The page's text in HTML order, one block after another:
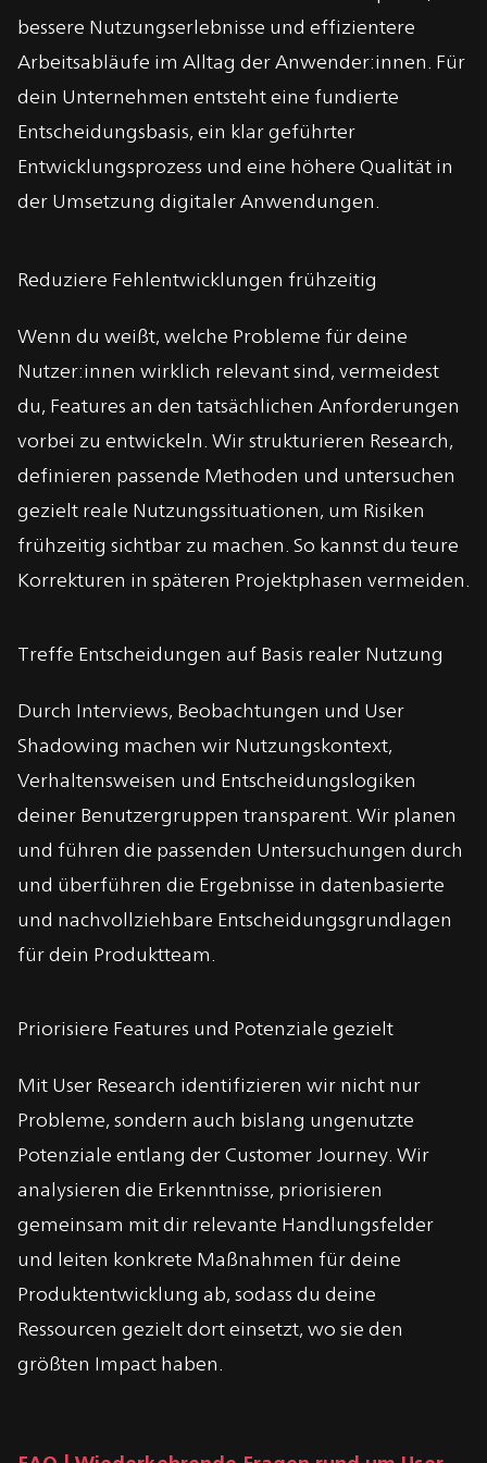
bessere Nutzungserlebnisse und effizientere
Arbeitsabläufe im Alltag der Anwender:innen. Für
dein Unternehmen entsteht eine fundierte
Entscheidungsbasis, ein klar geführter
Entwicklungsprozess und eine höhere Qualität in
der Umsetzung digitaler Anwendungen.
Reduziere Fehlentwicklungen frühzeitig
Wenn du weißt, welche Probleme für deine
Nutzer:innen wirklich relevant sind, vermeidest
du, Features an den tatsächlichen Anforderungen
vorbei zu entwickeln. Wir strukturieren Research,
definieren passende Methoden und untersuchen
gezielt reale Nutzungssituationen, um Risiken
frühzeitig sichtbar zu machen. So kannst du teure
Korrekturen in späteren Projektphasen vermeiden.
Treffe Entscheidungen auf Basis realer Nutzung
Durch Interviews, Beobachtungen und User
Shadowing machen wir Nutzungskontext,
Verhaltensweisen und Entscheidungslogiken
deiner Benutzergruppen transparent. Wir planen
und führen die passenden Untersuchungen durch
und überführen die Ergebnisse in datenbasierte
und nachvollziehbare Entscheidungsgrundlagen
für dein Produktteam.
Priorisiere Features und Potenziale gezielt
Mit User Research identifizieren wir nicht nur
Probleme, sondern auch bislang ungenutzte
Potenziale entlang der Customer Journey. Wir
analysieren die Erkenntnisse, priorisieren
gemeinsam mit dir relevante Handlungsfelder
und leiten konkrete Maßnahmen für deine
Produktentwicklung ab, sodass du deine
Ressourcen gezielt dort einsetzt, wo sie den
größten Impact haben.